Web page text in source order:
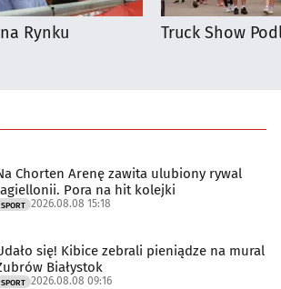
Rynku
Truck Show
Chorten Arenę zawita ulubiony rywal
Pora na hit kolejki
SPORT 2026.08.08 15:18
się! Kibice zebrali pieniądze na mural
Białystok
SPORT 2026.08.08 09:16